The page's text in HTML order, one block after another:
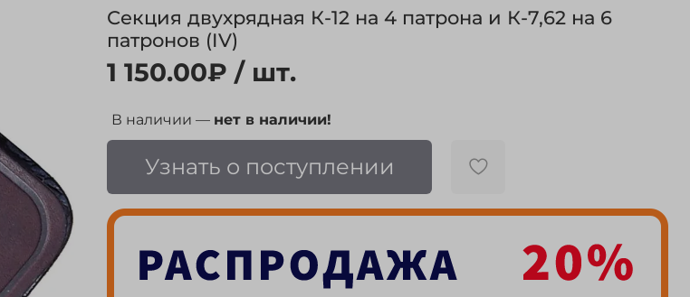
Секция двухрядная К-12 на 4 патрона и К-7,62 на 6
патронов (IV)
1 150.00₽ / шт.
В наличии — нет в наличии!
Узнать о поступлении